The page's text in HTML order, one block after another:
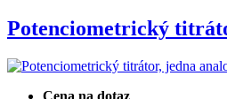
Potenciometrický
Cena na dotaz